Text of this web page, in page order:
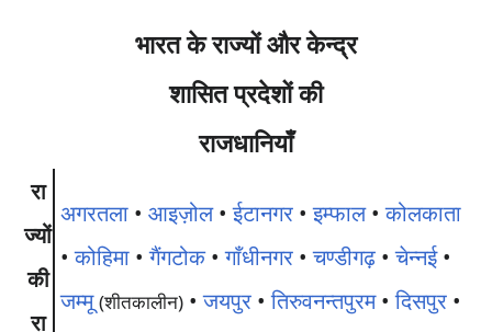
भारत के राज्यों और केन्द्र
शासित प्रदेशों की
राजधानियाँ
रा
ज्यों
की
रा
अगरतला • आइज़ोल•ईटानगर •इम्फाल•कोलकाता
•कोहिमा •गैंगटोक•गाँधीनगर •चण्डीगढ़ •चेन्नई•
जम्मू (शीतकालीन) •जयपुर •तिरुवनन्तपुरम•दिसपुर •